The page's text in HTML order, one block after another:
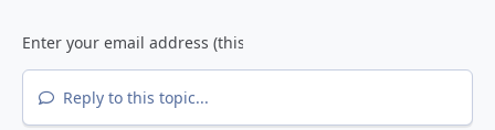
Reply to this topic...